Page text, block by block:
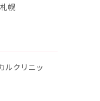
幌
ルクリニッ